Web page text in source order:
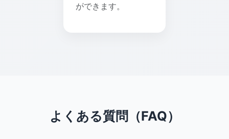
ができます。
よくある質問（FAQ）